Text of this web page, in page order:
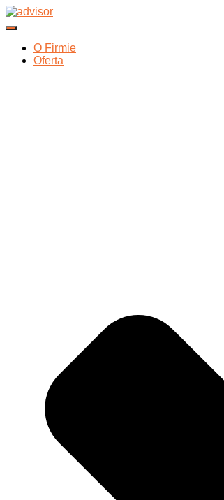
Przełącz Nawigację
O Firmie
Oferta